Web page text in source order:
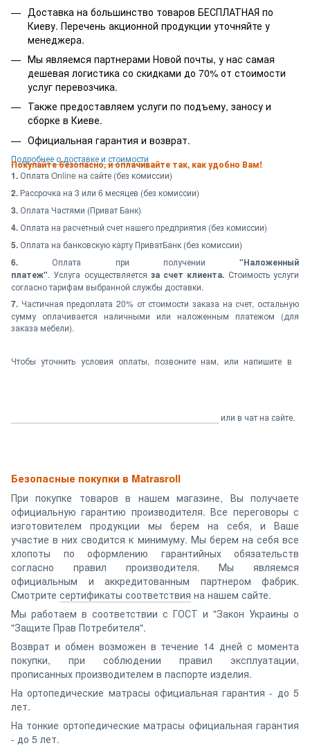
Доставка на большинство товаров БЕСПЛАТНАЯ по
Киеву. Перечень акционной продукции уточняйте у
менеджера.
Мы являемся партнерами Новой почты, у нас самая
дешевая логистика со скидками до 70% от стоимости
услуг перевозчика.
Также предоставляем услуги по подъему, заносу и
сборке в Киеве.
Официальная гарантия и возврат.
Подробнее о доставке и стоимости
Покупайте безопасно, и оплачивайте так, как удобно Вам!
1. Оплата Online на сайте (без комиссии)
2. Рассрочка на 3 или 6 месяцев (без комиссии)
3. Оплата Частями (Приват Банк)
4. Оплата на расчетный счет нашего предприятия (без комиссии)
5. Оплата на банковскую карту ПриватБанк (без комиссии)
6. Оплата при получении "Наложенный
платеж". Услуга осуществляется за счет клиента. Стоимость услуги
согласно тарифам выбранной службы доставки.
7. Частичная предоплата 20% от стоимости заказа на счет, остальную
сумму оплачивается наличными или наложенным платежом (для
заказа мебели).
Чтобы уточнить условия оплаты, позвоните нам, или напишите в
или в чат на сайте.
Безопасные покупки в Matrasroll
При покупке товаров в нашем магазине, Вы получаете
официальную гарантию производителя. Все переговоры с
изготовителем продукции мы берем на себя, и Ваше
участие в них сводится к минимуму. Мы берем на себя все
хлопоты по оформлению гарантийных обязательств
согласно правил производителя. Мы являемся
официальным и аккредитованным партнером фабрик.
Смотрите сертификаты соответствия на нашем сайте.
Мы работаем в соответствии с ГОСТ и "Закон Украины о
"Защите Прав Потребителя".
Возврат и обмен возможен в течение 14 дней с момента
покупки, при соблюдении правил эксплуатации,
прописанных производителем в паспорте изделия.
На ортопедические матрасы официальная гарантия - до 5
лет.
На тонкие ортопедические матрасы официальная гарантия
- до 5 лет.